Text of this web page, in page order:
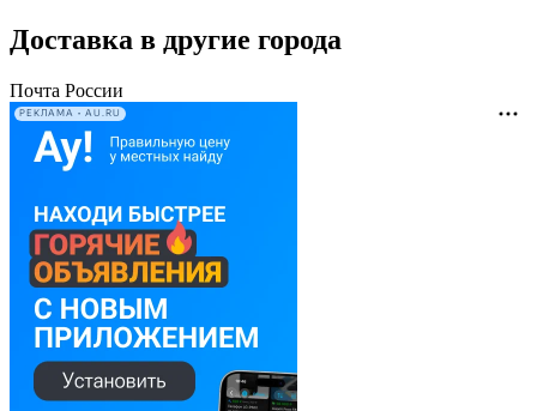
Доставка в другие города
Почта России
РЕКЛАМА • AU.RU